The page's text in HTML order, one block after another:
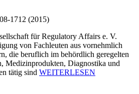
1712 (2015)
für Regulatory Affairs e. V.
von Fachleuten aus vornehmlich
die beruflich im behördlich geregelten
Medizinprodukten, Diagnostika und
tätig sind WEITERLESEN